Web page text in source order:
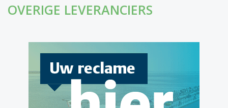
OVERIGE LEVERANCIERS